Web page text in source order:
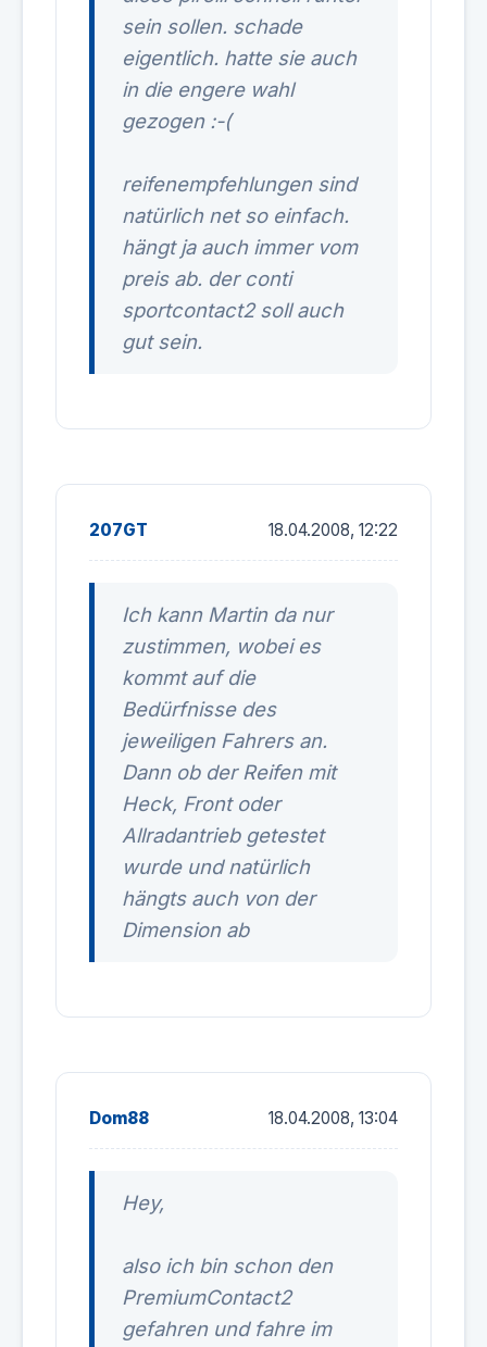
sein sollen. schade
eigentlich. hatte sie auch
in die engere wahl
gezogen :-(
reifenempfehlungen sind
natürlich net so einfach.
hängt ja auch immer vom
preis ab. der conti
sportcontact2 soll auch
gut sein.
207GT 18.04.2008, 12:22
Ich kann Martin da nur
zustimmen, wobei es
kommt auf die
Bedürfnisse des
jeweiligen Fahrers an.
Dann ob der Reifen mit
Heck, Front oder
Allradantrieb getestet
wurde und natürlich
hängts auch von der
Dimension ab
Dom88 18.04.2008, 13:04
Hey,
also ich bin schon den
PremiumContact2
gefahren und fahre im